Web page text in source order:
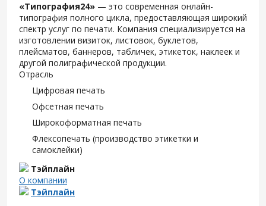
«Типография24» — это современная онлайн-
типография полного цикла, предоставляющая широкий
спектр услуг по печати. Компания специализируется на
изготовлении визиток, листовок, буклетов,
плейсматов, баннеров, табличек, этикеток, наклеек и
другой полиграфической продукции.
Отрасль
Цифровая печать
Офсетная печать
Широкоформатная печать
Флексопечать (производство этикетки и
самоклейки)
Тэйплайн
О компании
Тэйплайн